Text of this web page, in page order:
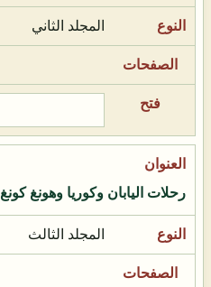
المجلد الثاني
رحلات اليابان وكوريا وهونغ كونغ
المجلد الثالث